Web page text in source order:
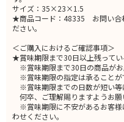
サイズ：35×23×1.5
★商品コード：48335 お問い合
ださい。
＜ご購入におけるご確認事項＞
★賞味期限まで30日以上残ってい
※賞味期限まで30日の商品がお
※賞味期限の指定は承ることが
※賞味期限までの日数が短い等
何卒、ご理解賜りますようお願
※賞味期限に不安があるお客様
わせください。